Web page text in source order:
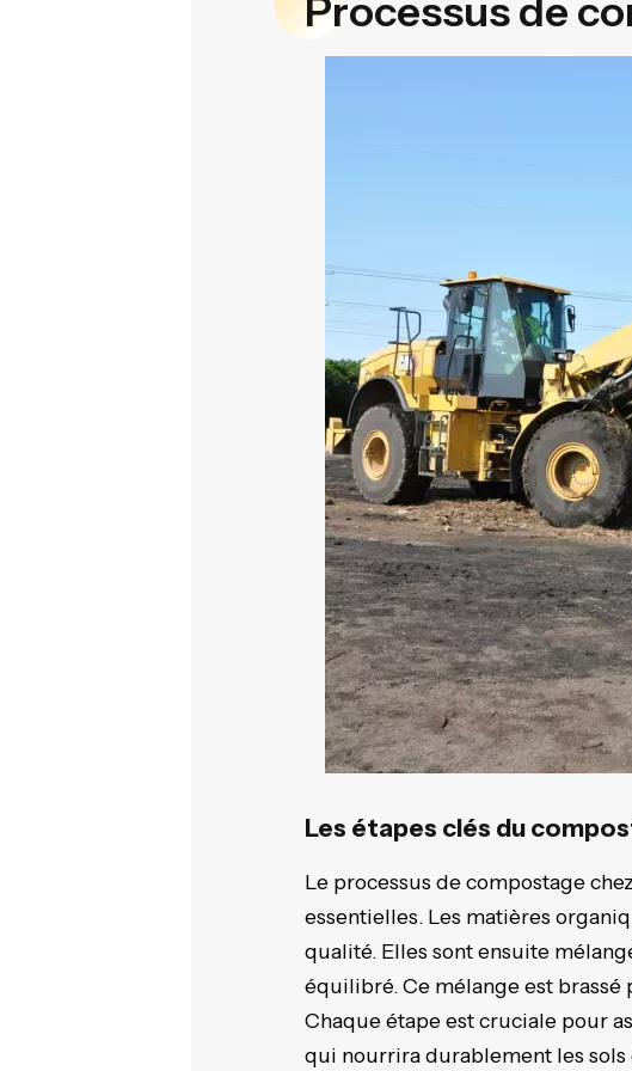
Processus de
Les étapes clés du
Le processus de compostage
essentielles. Les matières
qualité. Elles sont ensuite
équilibré. Ce mélange est
Chaque étape est cruciale pour
qui nourrira durablement les